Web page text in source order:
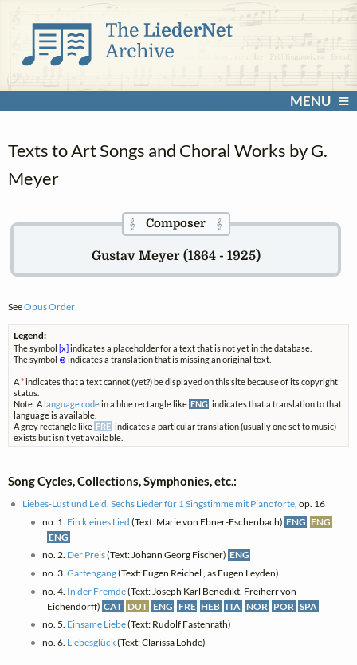
MENU
Texts to Art Songs and Choral Works by G.
Meyer
𝄞Composer 𝄞
Gustav Meyer (1864 - 1925)
SeeOpus Order
Legend:
The symbol[x]indicates a placeholder for a text that is not yet in the database.
The symbol ⊗indicates a translation that is missing an original text.
A*indicates that a text cannot (yet?) be displayed on this site because of its copyright
status.
Note: A language codein a blue rectangle like ENG indicates that a translation to that
language is available.
A grey rectangle like FRE indicates a particular translation (usually one set to music)
exists but isn't yet available.
Song Cycles, Collections, Symphonies, etc.:
Liebes-Lust und Leid. Sechs Lieder für 1 Singstimme mit Pianoforte , op. 16
no. 1. Ein kleines Lied (Text: Marie von Ebner-Eschenbach) ENG ENG
ENG
no. 2. Der Preis(Text: Johann Georg Fischer) ENG
no. 3. Gartengang(Text: Eugen Reichel , as Eugen Leyden)
no. 4. In der Fremde(Text: Joseph Karl Benedikt, Freiherr von
Eichendorff) CAT DUT ENG FRE HEB ITA NOR POR SPA
no. 5. Einsame Liebe(Text: Rudolf Fastenrath)
no. 6. Liebesglück(Text: Clarissa Lohde)